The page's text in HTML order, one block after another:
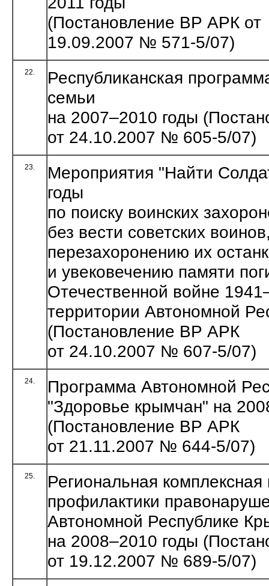
(Постановление ВР АРК от
19.09.2007 № 571-5/07)
22.
Республиканская
семьи
на 2007–2010 годы
от 24.10.2007 № 605-5/07)
23.
Мероприятия "Найти
годы
по поиску воинских
без вести советских
перезахоронению их
и увековечению памяти
Отечественной войне
территории Автономной
(Постановление ВР АРК
от 24.10.2007 № 607-5/07)
24.
Программа Автономной
"Здоровье крымчан" на
(Постановление ВР АРК
от 21.11.2007 № 644-5/07)
25.
Региональная
профилактики
Автономной Республике
на 2008–2010 годы
от 19.12.2007 № 689-5/07)